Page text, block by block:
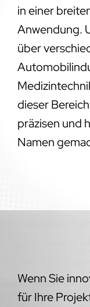
in einer
Anwendung.
über
dieser
präzisen und
Namen
Wenn Sie
für Ihre